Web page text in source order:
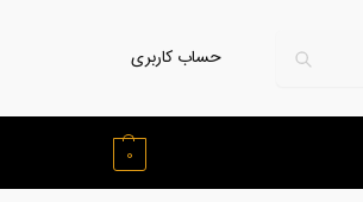
حساب کاربری
0